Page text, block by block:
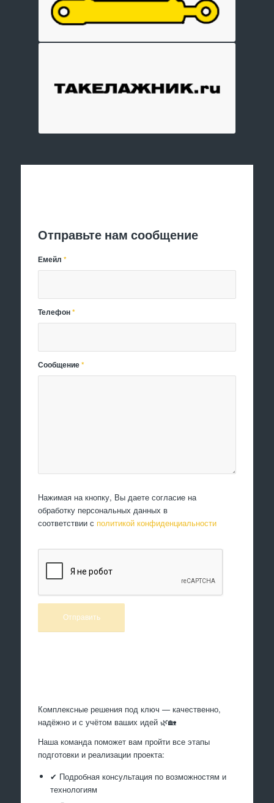
Отправьте нам сообщение
Емейл*
Телефон*
Сообщение*
Нажимая на кнопку, Вы даете согласие на
обработку персональных данных в
соответствии с политикой конфиденциальности
Комплексные решения под ключ — качественно,
надёжно и с учётом ваших идей 🌿🏡
Наша команда поможет вам пройти все этапы
подготовки и реализации проекта:
✔ Подробная консультация по возможностям и
технологиям